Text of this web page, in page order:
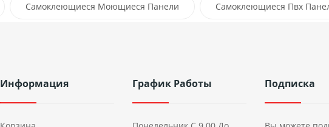
Самоклеющиеся Моющиеся Панели Самоклеющиеся Пвх
Информация График Работы Подписка